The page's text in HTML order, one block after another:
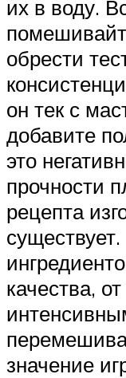
их в воду.
обрести
он тек с
добавите
это
прочности
рецепта
качества,
значение